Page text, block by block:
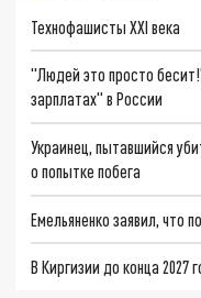
Технофашисты XXI века
"Людей это просто
зарплатах" в России
Украинец, пытавшийся
о попытке побега
Емельяненко заявил, что
В Киргизии до конца 2027